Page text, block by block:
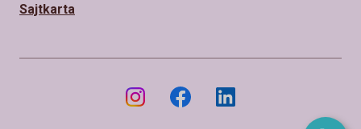
Sajtkarta